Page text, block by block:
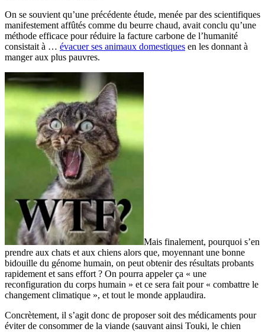
On se souvient qu’une précédente étude, menée par des scientifiques
manifestement affûtés comme du beurre chaud, avait conclu qu’une
méthode efficace pour réduire la facture carbone de l’humanité
consistait à … évacuer ses animaux domestiques en les donnant à
manger aux plus pauvres.
Mais finalement, pourquoi s’en
prendre aux chats et aux chiens alors que, moyennant une bonne
bidouille du génome humain, on peut obtenir des résultats probants
rapidement et sans effort ? On pourra appeler ça « une
reconfiguration du corps humain » et ce sera fait pour « combattre le
changement climatique », et tout le monde applaudira.
Concrètement, il s’agit donc de proposer soit des médicaments pour
éviter de consommer de la viande (sauvant ainsi Touki, le chien